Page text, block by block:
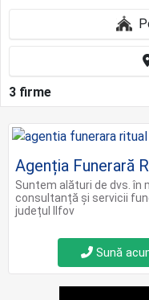
3 firme
Agenția Funerară
Suntem alături de dvs.
consultanță și servicii
județul Ilfov
Sună